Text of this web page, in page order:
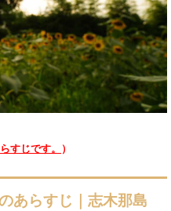
すじです。 ）
あらすじ｜志木那島